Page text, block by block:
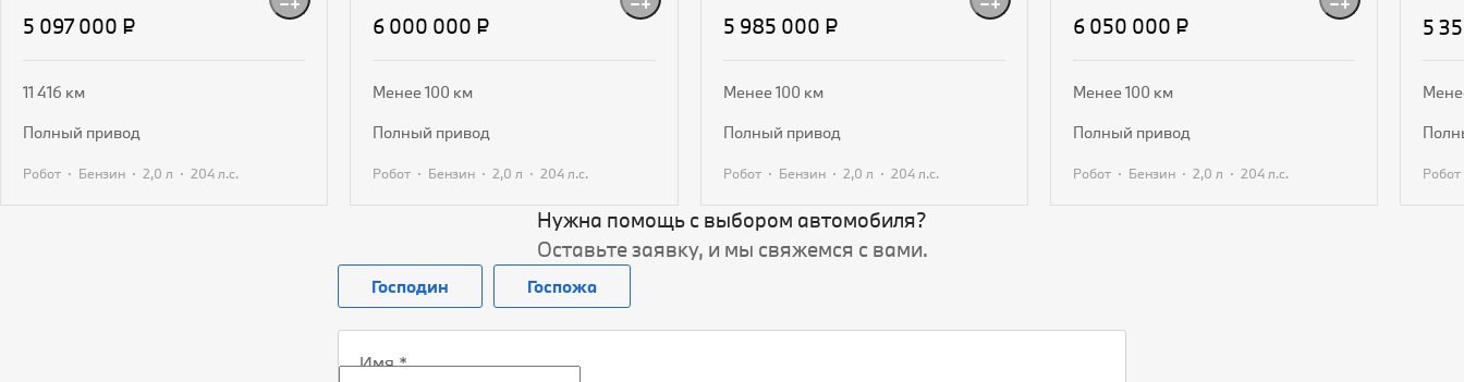
5 097 000 ₽
11 416 км
полный привод
Робот · Бензин · 2,0 л · 204 л.с.
6 000 000 ₽
Менее 100 км
полный привод
Робот · Бензин · 2,0 л · 204 л.с.
Получить предложение
5 985 000 ₽
Менее 100 км
полный привод
Робот· Бензин· 2,0 л · 204 л.с.
Получить предложение
6 050 000 ₽
Менее 100 км
полный привод
Робот· Бензин· 2,0 л · 204 л.с.
5
Робот
Нужна помощь с выбором автомобиля?
Оставьте заявку, и мы свяжемся с вами.
Господин Госпожа
Имя*